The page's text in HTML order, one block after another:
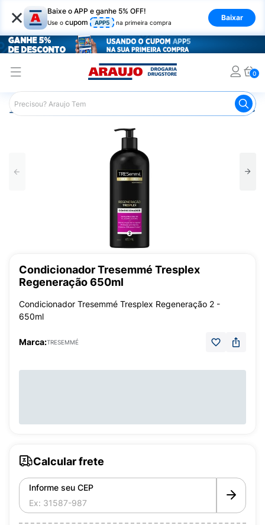
× Baixe o APP e ganhe 5% OFF!
Use o cupom APP5 na primeira compra
Baixar
0
Araujo Cabelo Cabelos Danificados
Condicionador Tresemmé Tresplex
Regeneração 650ml
Condicionador Tresemmé Tresplex Regeneração 2 -
650ml
Marca:TRESEMMÉ
Calcular frete
Informe seu CEP